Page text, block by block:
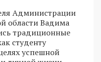
Администрации
области Вадима
традиционные
студенту
успешной